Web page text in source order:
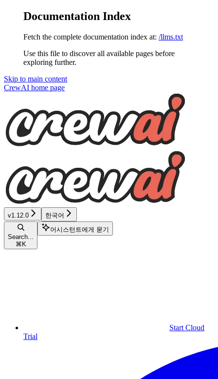
Documentation Index
Fetch the complete documentation index at: /llms.txt
Use this file to discover all available pages before
exploring further.
Skip to main content
CrewAI home page
v1.12.0 한국어
Search...
⌘ K
어시스턴트에게 묻기
Start Cloud
Trial